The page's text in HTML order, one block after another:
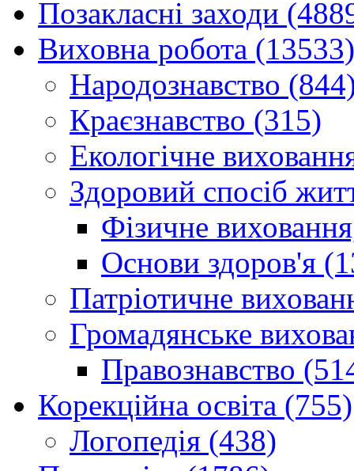
Позакласні заходи
Виховна робота (13533)
Народознавство
Краєзнавство (315)
Екологічне
Здоровий спосіб
Фізичне
Основи здоров'я
Патріотичне
Громадянське
Правознавство
Корекційна освіта (755)
Логопедія (438)